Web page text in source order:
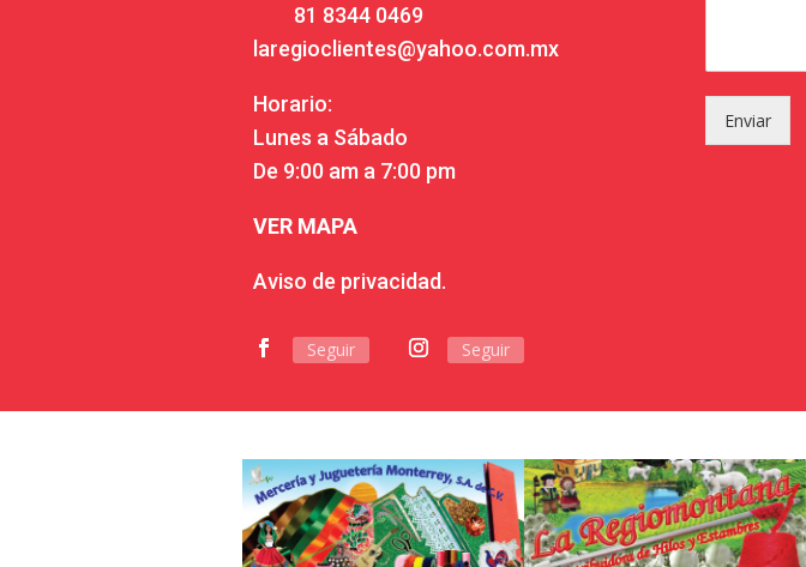
81 8344 0469
laregioclientes@yahoo.com.mx
Horario:
Lunes a Sábado
De 9:00 am a 7:00 pm
VER MAPA
Aviso de privacidad.
Seguir Seguir
Enviar